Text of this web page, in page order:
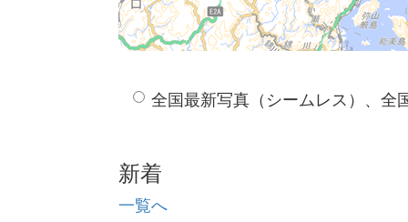
全国最新写真（シームレス）、全
新着
一覧へ